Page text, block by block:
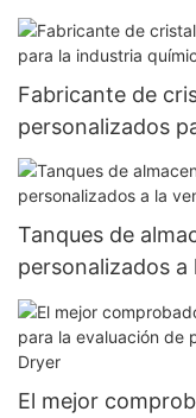
Zhanghua1
Fabricante de
personalizados
Zhanghua
Tanques de
personalizados a
Zhanghua
El mejor